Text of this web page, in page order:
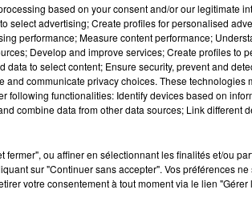
Facebook de Reconquête Haute-
sont d’origine maghrébine. (…)
dans l’après-midi, la
parti «
aussi condamné ces propos. «Ils visent
des savoirs, à l’élévation de nos enfants
based on your consent and/or our legitimate
select advertising; Create profiles for personalised
performance; Measure content performance;
Develop and improve services; Create profiles to
to select content; Ensure security, prevent and
and communicate privacy choices. These technologies
following functionalities: Identify devices based on
combine data from other data sources; Link different
fermer", ou affiner en sélectionnant les finalités et/ou
sur "Continuer sans accepter". Vos préférences
votre consentement à tout moment via le lien